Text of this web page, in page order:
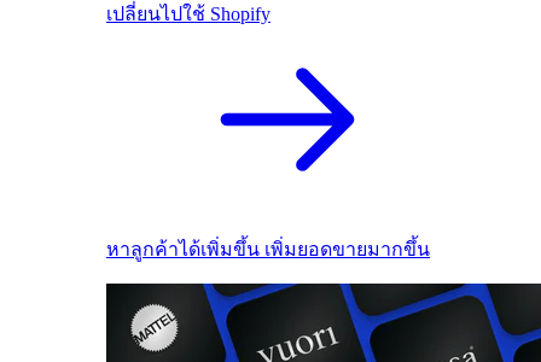
เปลี่ยนไปใช้ Shopify
หาลูกค้าได้เพิ่มขึ้น เพิ่มยอดขายมากขึ้น